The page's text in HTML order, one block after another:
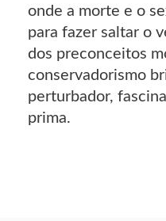
onde a morte e o
para fazer saltar o
dos preconceitos
conservadorismo
perturbador,
prima.